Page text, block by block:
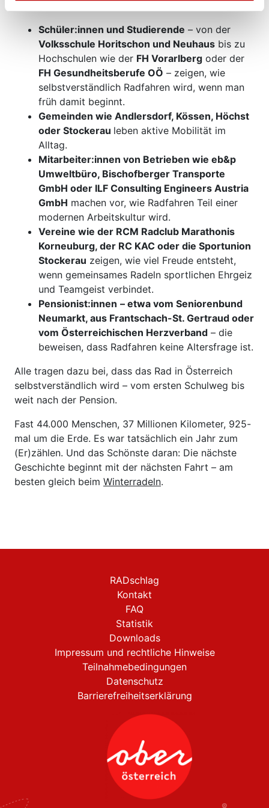
Schüler:innen und Studierende – von der
Volksschule Horitschon und Neuhaus bis zu
Hochschulen wie der FH Vorarlberg oder der
FH Gesundheitsberufe OÖ – zeigen, wie
selbstverständlich Radfahren wird, wenn man
früh damit beginnt.
Gemeinden wie Andlersdorf, Kössen, Höchst
oder Stockerau leben aktive Mobilität im
Alltag.
Mitarbeiter:innen von Betrieben wie eb&p
Umweltbüro, Bischofberger Transporte
GmbH oder ILF Consulting Engineers Austria
GmbH machen vor, wie Radfahren Teil einer
modernen Arbeitskultur wird.
Vereine wie der RCM Radclub Marathonis
Korneuburg, der RC KAC oder die Sportunion
Stockerau zeigen, wie viel Freude entsteht,
wenn gemeinsames Radeln sportlichen Ehrgeiz
und Teamgeist verbindet.
Pensionist:innen – etwa vom Seniorenbund
Neumarkt, aus Frantschach-St. Gertraud oder
vom Österreichischen Herzverband – die
beweisen, dass Radfahren keine Altersfrage ist.
Alle tragen dazu bei, dass das Rad in Österreich
selbstverständlich wird – vom ersten Schulweg bis
weit nach der Pension.
Fast 44.000 Menschen, 37 Millionen Kilometer, 925-
mal um die Erde. Es war tatsächlich ein Jahr zum
(Er)zählen. Und das Schönste daran: Die nächste
Geschichte beginnt mit der nächsten Fahrt – am
besten gleich beim Winterradeln.
RADschlag
Kontakt
FAQ
Statistik
Downloads
Impressum und rechtliche Hinweise
Teilnahmebedingungen
Datenschutz
Barrierefreiheitserklärung